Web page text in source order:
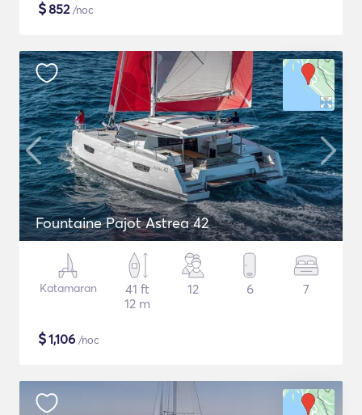
$852/noc
Fountaine Pajot Astrea 42
Katamaran
41 ft
12 m
12 6 7
$1,106 /noc